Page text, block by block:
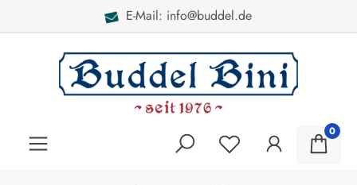
E-Mail: info@buddel.de
0